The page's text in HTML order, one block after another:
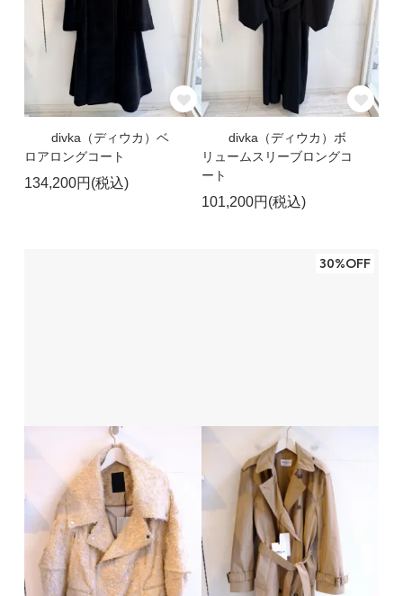
divka（ディウカ）ベ
ロアロングコート
134,200円(税込)
divka（ディウカ）ボ
リュームスリーブロングコ
ート
101,200円(税込)
30%OFF